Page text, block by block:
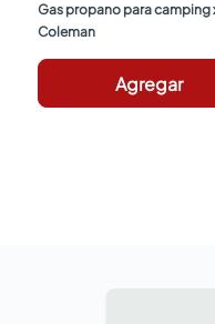
Gas propano para camping
Coleman
Agregar